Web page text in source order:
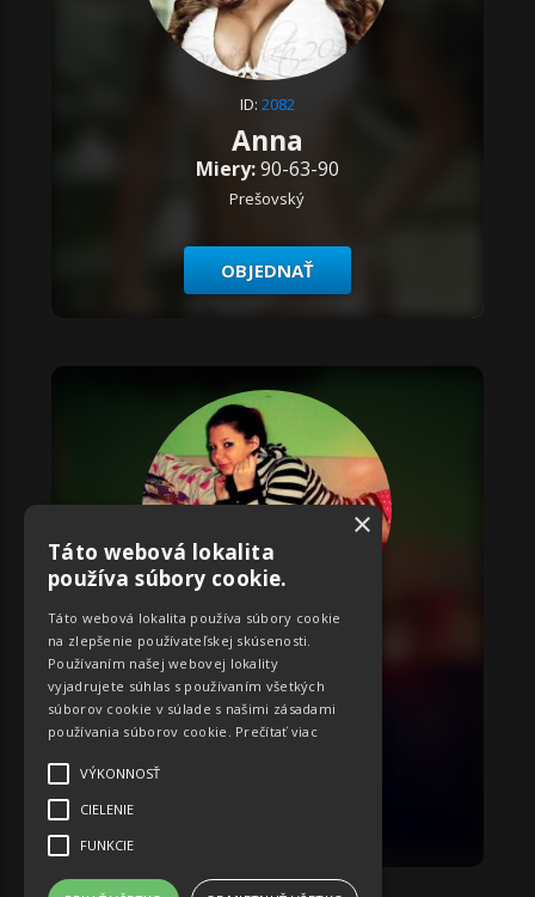
ID: 2082
Anna
Miery:90-63-90
Prešovský
OBJEDNAŤ
ID:2292
Monika
Miery:60-72-64
×
Táto webová lokalita
používa súbory cookie.
Táto webová lokalita používa súbory cookie
na zlepšenie používateľskej skúsenosti.
Používaním našej webovej lokality
vyjadrujete súhlas s používaním všetkých
súborov cookie v súlade s našimi zásadami
používania súborov cookie. Prečítať viac
VÝKONNOSŤ
CIELENIE
FUNKCIE